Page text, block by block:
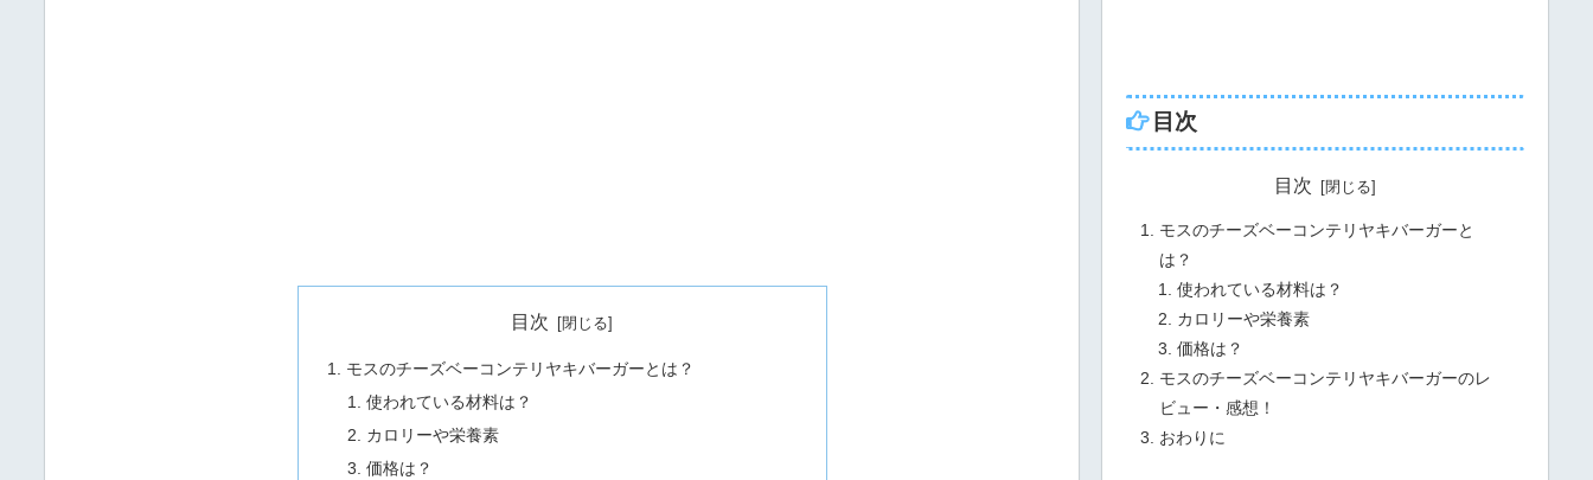
目次
モスのチーズベーコンテリヤキバーガーとは？
使われている材料は？
カロリーや栄養素
価格は？
目次
目次
モスのチーズベーコンテリヤキバーガーと
は？
使われている材料は？
カロリーや栄養素
価格は？
モスのチーズベーコンテリヤキバーガーのレ
ビュー・感想！
おわりに